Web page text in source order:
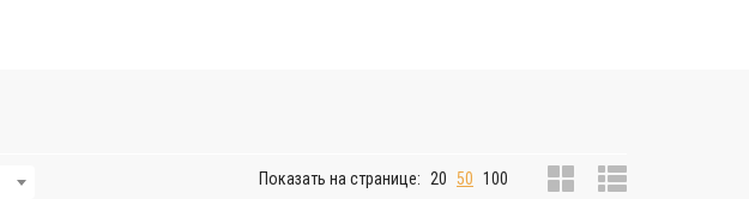
Показать на странице: 20 50 100